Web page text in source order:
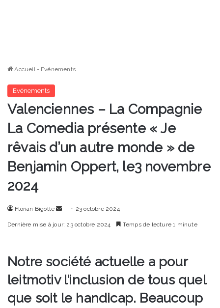
Accueil - Evénements
Evénements
Valenciennes – La Compagnie
La Comedia présente « Je
rêvais d’un autre monde » de
Benjamin Oppert, le3 novembre
2024
Florian Bigotte
Envoyer23 octobre 2024
Dernière mise à jour: 23 octobre 2024 Temps de lecture 1 minute
Notre société actuelle a pour
leitmotiv l’inclusion de tous quel
que soit le handicap. Beaucoup